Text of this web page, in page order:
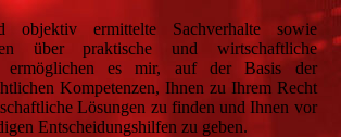
objektiv ermittelte Sachverhalte sowie
über praktische und wirtschaftliche
ermöglichen es mir, auf der Basis der
Kompetenzen, Ihnen zu Ihrem Recht
Lösungen zu finden und Ihnen vor
Entscheidungshilfen zu geben.